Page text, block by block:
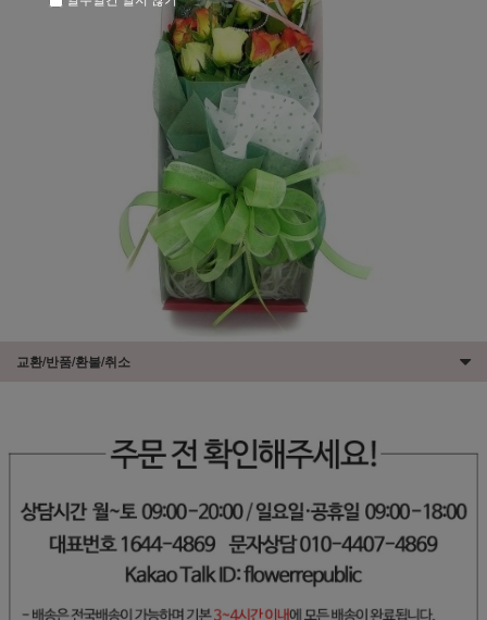
교환/반품/환불/취소